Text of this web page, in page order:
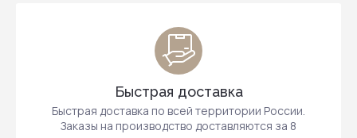
Быстрая доставка
Быстрая доставка по всей территории России.
Заказы на производство доставляются за 8